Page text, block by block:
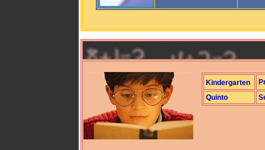
Kindergarten
Quinto